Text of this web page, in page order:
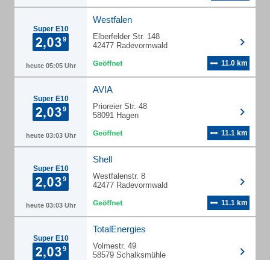
Super E10
heute 05:05 Uhr
Westfalen
Elberfelder Str. 148
42477 Radevormwald
11.0 km
Super E10
heute 03:03 Uhr
AVIA
Prioreier Str. 48
58091 Hagen
11.1 km
Super E10
heute 03:03 Uhr
Shell
Westfalenstr. 8
42477 Radevormwald
11.1 km
Super E10
TotalEnergies
Volmestr. 49
58579 Schalksmühle